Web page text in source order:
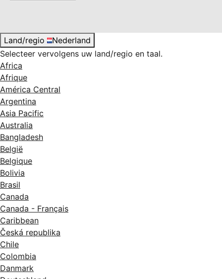
Land/regio
Nederland
Selecteer vervolgens uw land/regio en taal.
Africa
Afrique
América Central
Argentina
Asia Pacific
Australia
Bangladesh
België
Belgique
Bolivia
Brasil
Canada
Canada - Français
Caribbean
Česká republika
Chile
Colombia
Danmark